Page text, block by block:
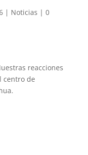
| Noticias | 0
reacciones
centro de